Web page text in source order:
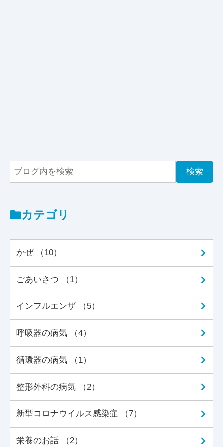
カテゴリ
かぜ （10）
ごあいさつ （1）
インフルエンザ （5）
呼吸器の病気 （4）
循環器の病気 （1）
整形外科の病気 （2）
新型コロナウイルス感染症 （7）
栄養のお話 （2）